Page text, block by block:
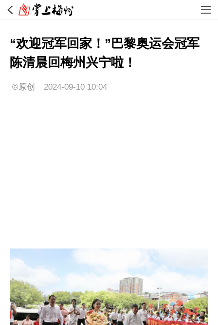
“欢迎冠军回家！”巴黎奥运会冠军
陈清晨回梅州兴宁啦！
©原创 2024-09-10 10:04